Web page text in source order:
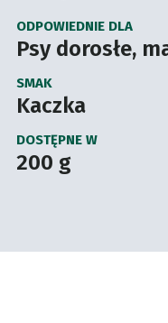
ODPOWIEDNIE DLA
Psy dorosłe,
SMAK
Kaczka
DOSTĘPNE W
200 g